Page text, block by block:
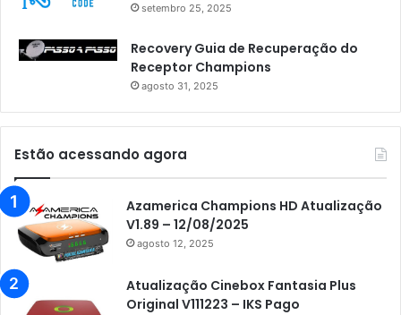
setembro 25, 2025
Recovery Guia de Recuperação do
Receptor Champions
agosto 31, 2025
Estão acessando agora
Azamerica Champions HD Atualização
V1.89 – 12/08/2025
agosto 12, 2025
Atualização Cinebox Fantasia Plus
Original V111223 – IKS Pago